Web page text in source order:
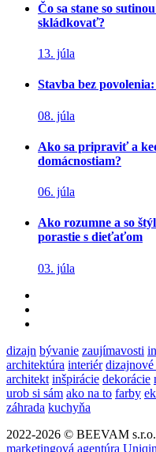
Čo sa stane so
skládkovať?
13. júla
Stavba bez
08. júla
Ako sa pripraviť a
domácnostiam?
06. júla
Ako rozumne a so
porastie s dieťaťom
03. júla
dizajn bývanie zaujímavosti
architektúra interiér
architekt inšpirácie dekorácie
urob si sám ako na to farby
záhrada kuchyňa
2022-2026 © BEEVAM
marketingová agentúra